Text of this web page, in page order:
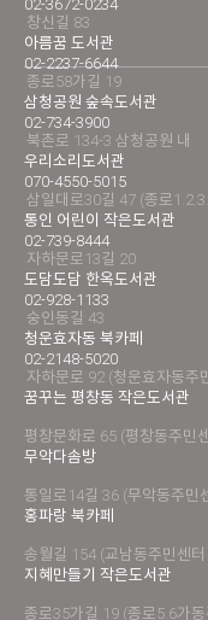
02-3672-0234
창신길 83
아름꿈 도서관
02-2237-6644
종로58가길 19
삼청공원 숲속도서관
02-734-3900
북촌로 134-3 삼청공원 내
우리소리도서관
070-4550-5015
삼일대로30길 47 (종로
통인 어린이 작은도서관
02-739-8444
자하문로13길 20
도담도담 한옥도서관
02-928-1133
숭인동길 43
청운효자동 북카페
02-2148-5020
자하문로 92 (청운효자동주
꿈꾸는 평창동 작은도서관
평창문화로 65 (평창동주민
무악다솜방
통일로14길 36 (무악동주민
홍파랑 북카페
송월길 154 (교남동주민센터
지혜만들기 작은도서관
종로35가길 19 (종로5.6가